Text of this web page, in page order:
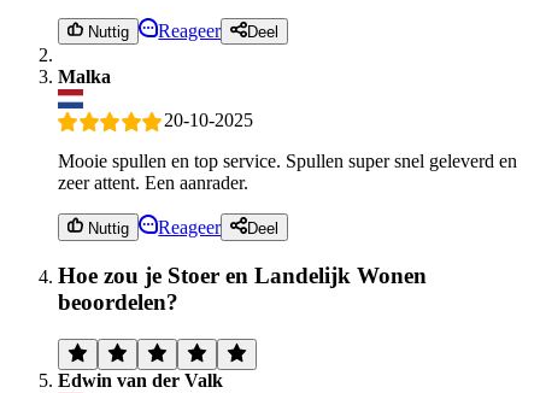
Nuttig Reageer Deel
Malka
20-10-2025
Mooie spullen en top service. Spullen super snel geleverd en
zeer attent. Een aanrader.
Nuttig Reageer Deel
Hoe zou je Stoer en Landelijk Wonen
beoordelen?
Edwin van der Valk